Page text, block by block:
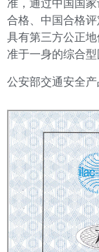
准，通过中国国
合格、中国合格
具有第三方公正
准于一身的综合型
公安部交通安全